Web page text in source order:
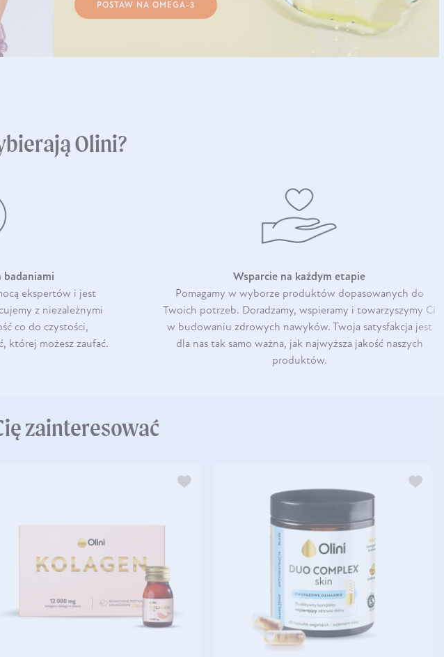
POSTAW NA OMEGA-3
Olini?
badaniami
ekspertów i jest
z niezależnymi
co do czystości,
której możesz zaufać.
Wsparcie na każdym etapie
Pomagamy w wyborze produktów dopasowanych do
Twoich potrzeb. Doradzamy, wspieramy i towarzyszymy Ci
w budowaniu zdrowych nawyków. Twoja satysfakcja jest
dla nas tak samo ważna, jak najwyższa jakość naszych
produktów.
zainteresować